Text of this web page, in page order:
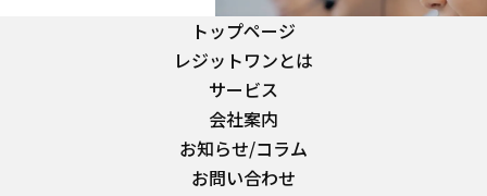
トップページ
レジットワンとは
サービス
会社案内
お知らせ/コラム
お問い合わせ